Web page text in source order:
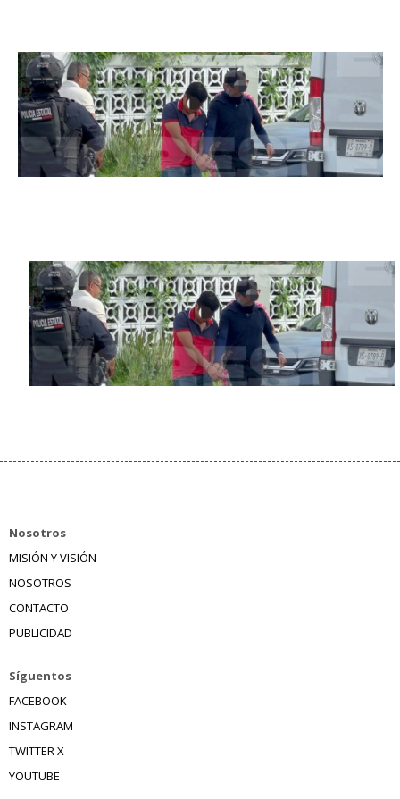
Nosotros
MISIÓN Y VISIÓN
NOSOTROS
CONTACTO
PUBLICIDAD
Síguentos
FACEBOOK
INSTAGRAM
TWITTER X
YOUTUBE